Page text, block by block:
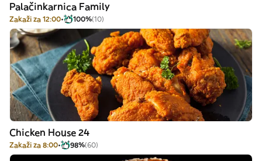
Palačinkarnica Family
Zakaži za 12:00 100%(10)
Chicken House 24
Zakaži za 8:00 98%(60)